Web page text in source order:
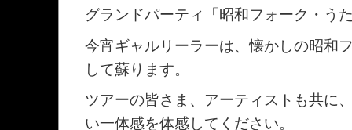
グランドパーティ「昭和フォーク・う
今宵ギャルリーラーは、懐かしの昭和
して蘇ります。
ツアーの皆さま、アーティストも共に
い一体感を体感してください。